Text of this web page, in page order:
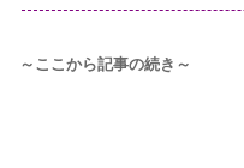
～ここから記事の続き～